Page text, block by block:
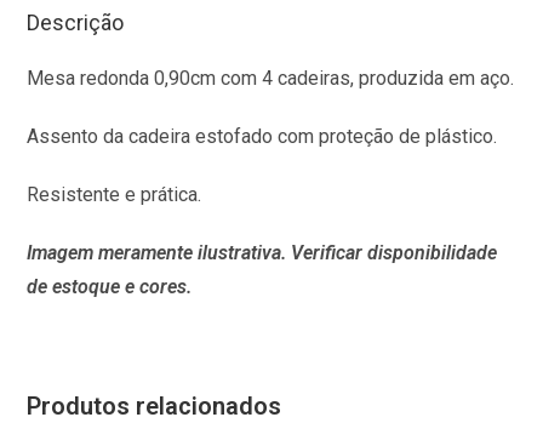
Descrição
Mesa redonda 0,90cm com 4 cadeiras, produzida em aço.
Assento da cadeira estofado com proteção de plástico.
Resistente e prática.
Imagem meramente ilustrativa. Verificar disponibilidade
de estoque e cores.
Produtos relacionados